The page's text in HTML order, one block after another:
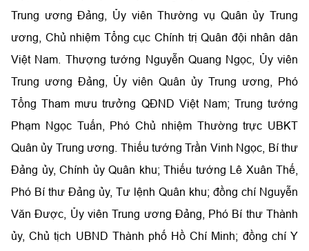
Trung ương Đảng, Ủy viên Thường vụ Quân ủy Trung
ương, Chủ nhiệm Tổng cục Chính trị Quân đội nhân dân
Việt Nam. Thượng tướng Nguyễn Quang Ngọc, Ủy viên
Trung ương Đảng, Ủy viên Quân ủy Trung ương, Phó
Tổng Tham mưu trưởng QĐND Việt Nam; Trung tướng
Phạm Ngọc Tuấn, Phó Chủ nhiệm Thường trực UBKT
Quân ủy Trung ương. Thiếu tướng Trần Vinh Ngọc, Bí thư
Đảng ủy, Chính ủy Quân khu; Thiếu tướng Lê Xuân Thế,
Phó Bí thư Đảng ủy, Tư lệnh Quân khu; đồng chí Nguyễn
Văn Được, Ủy viên Trung ương Đảng, Phó Bí thư Thành
ủy, Chủ tịch UBND Thành phố Hồ Chí Minh; đồng chí Y